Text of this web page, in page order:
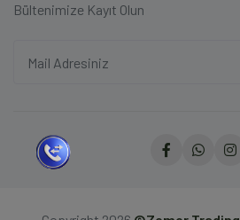
Bültenimize Kayıt Olun